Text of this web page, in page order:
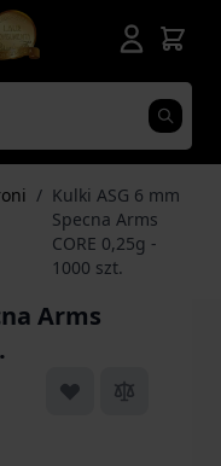
/ Kulki ASG 6 mm
Specna Arms
CORE 0,25g -
1000 szt.
Arms